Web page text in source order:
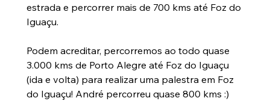
estrada e percorrer mais de 700 kms até Foz do
Iguaçu.
Podem acreditar, percorremos ao todo quase
3.000 kms de Porto Alegre até Foz do Iguaçu
(ida e volta) para realizar uma palestra em Foz
do Iguaçu! André percorreu quase 800 kms :)